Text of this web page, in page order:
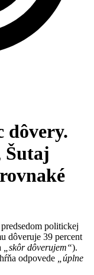
dôvery.
Šutaj
politickej
dôveruje 39 percent
„skôr dôverujem“).
odpovede
„úplne